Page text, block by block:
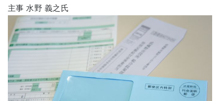
主事 水野 義之氏